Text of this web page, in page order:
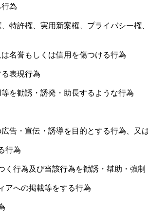
為
特許権、実用新案権、プライバシー
名誉もしくは信用を傷つける行為
表現行為
を勧誘・誘発・助長するような行為
告・宣伝・誘導を目的とする行為、
行為
く行為及び当該行為を勧誘・幇助・強
アへの掲載等をする行為